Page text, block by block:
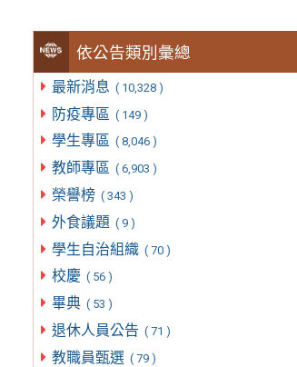
依公告類別彙總
最新消息 ( 10,328 )
防疫專區 ( 149 )
學生專區 ( 8,046 )
教師專區 ( 6,903 )
榮譽榜 ( 343 )
外食議題 ( 9 )
學生自治組織 ( 70 )
校慶 ( 56 )
畢典 ( 53 )
退休人員公告 ( 71 )
教職員甄選 ( 79 )